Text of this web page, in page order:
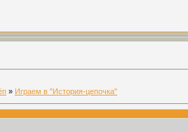
» Играем в "История-цепочка"